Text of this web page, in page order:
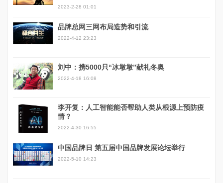
2023-2-28 01:01
品牌总网三网布局造势和引流
2022-4-12 23:23
刘中：携5000只“冰墩墩”献礼冬奥
2022-4-18 16:08
李开复：人工智能能否帮助人类从根源上预防疫
情？
2022-4-30 16:55
中国品牌日 第五届中国品牌发展论坛举行
2022-5-10 14:23